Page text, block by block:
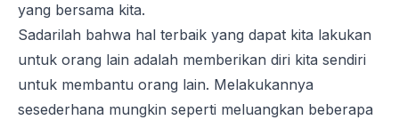
yang bersama kita.
Sadarilah bahwa hal terbaik yang dapat kita lakukan
untuk orang lain adalah memberikan diri kita sendiri
untuk membantu orang lain. Melakukannya
sesederhana mungkin seperti meluangkan beberapa